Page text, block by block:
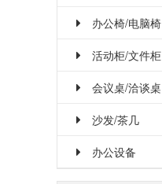
办公椅/电脑椅
活动柜/文件柜
会议桌/洽谈桌
沙发/茶几
办公设备